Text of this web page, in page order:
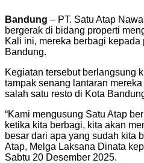
Bandung – PT. Satu Atap
bergerak di bidang properti
Kali ini, mereka berbagi
Bandung.
Kegiatan tersebut berlangsung
tampak senang lantaran
salah satu resto di Kota
“Kami mengusung Satu Atap
ketika kita berbagi, kita akan
besar dari apa yang sudah kita
Atap, Melga Laksana Dinata
Sabtu 20 Desember 2025.